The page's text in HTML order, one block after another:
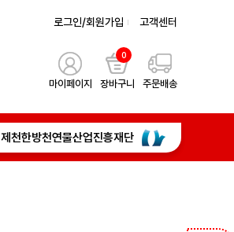
로그인/회원가입 고객센터
마이페이지
0
장바구니 주문배송
제천한방천연물산업진흥재단